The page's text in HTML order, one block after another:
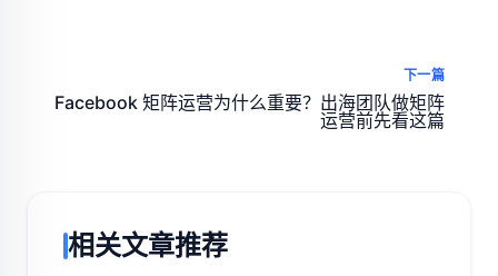
下一篇
Facebook 矩阵运营为什么重要？出海团队做矩阵
运营前先看这篇
相关文章推荐